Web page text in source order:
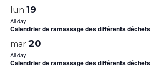
lun 19
All day
Calendrier de ramassage des différents déchets
mar 20
All day
Calendrier de ramassage des différents déchets